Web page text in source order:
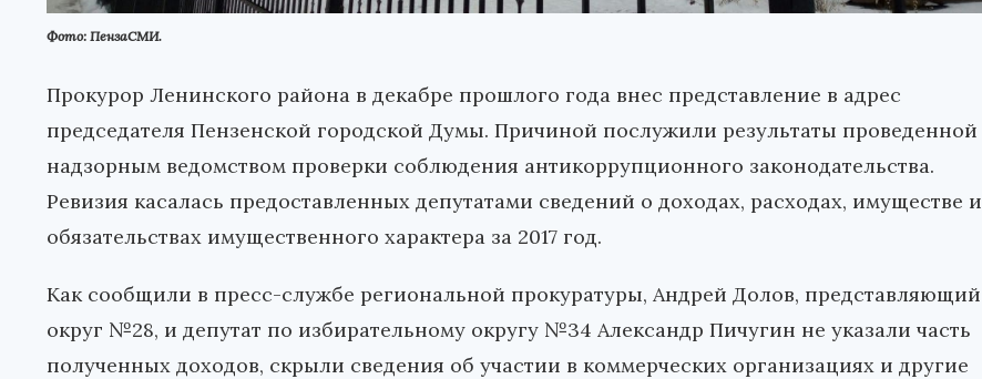
Фото: ПензаСМИ.
Прокурор Ленинского района в декабре прошлого года внес представление в адрес
председателя Пензенской городской Думы. Причиной послужили результаты проведенной
надзорным ведомством проверки соблюдения антикоррупционного законодательства.
Ревизия касалась предоставленных депутатами сведений о доходах, расходах, имуществе и
обязательствах имущественного характера за 2017 год.
Как сообщили в пресс-службе региональной прокуратуры, Андрей Долов, представляющий
округ №28, и депутат по избирательному округу №34 Александр Пичугин не указали часть
полученных доходов, скрыли сведения об участии в коммерческих организациях и другие